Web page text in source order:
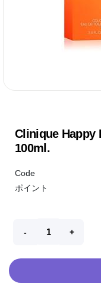
Clinique Happy
100ml.
Code
ポイント